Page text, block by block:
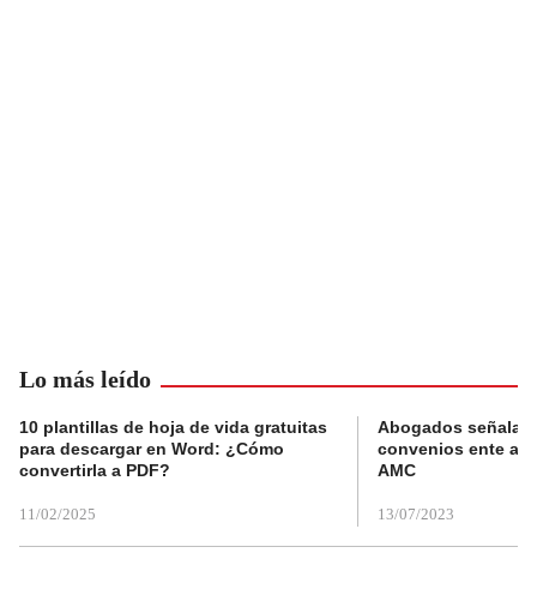
Lo más leído
10 plantillas de hoja de vida gratuitas
para descargar en Word: ¿Cómo
convertirla a PDF?
11/02/2025
Abogados
convenios ente
AMC
13/07/2023